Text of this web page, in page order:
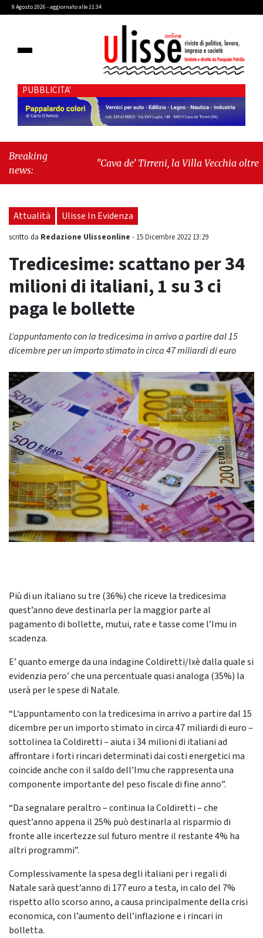
9 Agosto 2026 - aggiornato alle 11:34
PUBBLICITA'
Breaking
news:
"Cava de’ Tirreni, la Villa Vecchia oltre i
seduta consiliare: “Serve chiarezza!”"
Attualità Ulisse In Evidenza
scritto da Redazione Ulisseonline - 15 Dicembre 2022 13:29
Tredicesime: scattano per 34
milioni di italiani, 1 su 3 ci
paga le bollette
L‘appuntamento con la tredicesima in arrivo a partire dal 15
dicembre per un importo stimato in circa 47 miliardi di euro
Più di un italiano su tre (36%) che riceve la tredicesima
quest’anno deve destinarla per la maggior parte al
pagamento di bollette, mutui, rate e tasse come l’Imu in
scadenza.
E’ quanto emerge da una indagine Coldiretti/Ixè dalla quale si
evidenzia pero’ che una percentuale quasi analoga (35%) la
userà per le spese di Natale.
“L‘appuntamento con la tredicesima in arrivo a partire dal 15
dicembre per un importo stimato in circa 47 miliardi di euro –
sottolinea la Coldiretti – aiuta i 34 milioni di italiani ad
affrontare i forti rincari determinati dai costi energetici ma
coincide anche con il saldo dell’Imu che rappresenta una
componente importante del peso fiscale di fine anno”.
“Da segnalare peraltro – continua la Coldiretti – che
quest’anno appena il 25% può destinarla al risparmio di
fronte alle incertezze sul futuro mentre il restante 4% ha
altri programmi”.
Complessivamente la spesa degli italiani per i regali di
Natale sarà quest’anno di 177 euro a testa, in calo del 7%
rispetto allo scorso anno, a causa principalmente della crisi
economica, con l’aumento dell’inflazione e i rincari in
bolletta.